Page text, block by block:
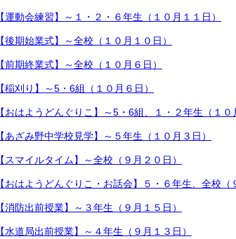
【運動会練習】～１・２・６年生（１０月１１日）
【後期始業式】～全校（１０月１０日）
【前期終業式】～全校（１０月６日）
【稲刈り】～5・6組（１０月６日）
【おはようどんぐりこ】～5・6組、１・２年生（１０
【あざみ野中学校見学】～５年生（１０月３日）
【スマイルタイム】～全校（９月２０日）
【おはようどんぐりこ・お話会】５・６年生、全校（
【消防出前授業】～３年生（９月１５日）
【水道局出前授業】～４年生（９月１３日）